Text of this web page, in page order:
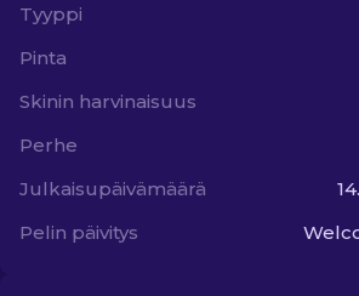
Tyyppi
Pinta
Skinin harvinaisuus
Perhe
Julkaisupäivämäärä
Pelin päivitys